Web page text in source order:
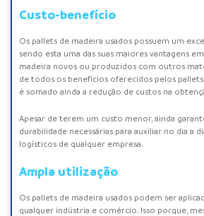
Custo-benefício
Os pallets de madeira usados possuem um
sendo esta uma das suas maiores vantagens
madeira novos ou produzidos com outros
de todos os benefícios oferecidos pelos pallets
é somado ainda a redução de custos na
Apesar de terem um custo menor, ainda
durabilidade necessárias para auxiliar no dia a
logísticos de qualquer empresa.
Ampla utilização
Os pallets de madeira usados podem ser
qualquer indústria e comércio. Isso porque,